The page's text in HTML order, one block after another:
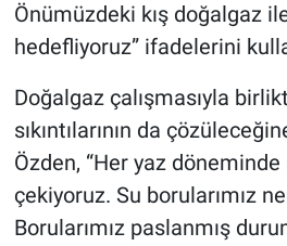
Önümüzdeki kış doğalgaz ile
hedefliyoruz” ifadelerini
Doğalgaz çalışmasıyla
sıkıntılarının da
Özden, “Her yaz döneminde
çekiyoruz. Su borularımız
Borularımız paslanmış